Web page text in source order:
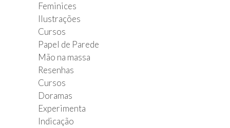
Feminices
Ilustrações
Cursos
Papel de Parede
Mão na massa
Resenhas
Cursos
Doramas
Experimenta
Indicação